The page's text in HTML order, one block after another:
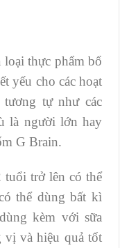
thực phẩm bổ
yếu cho các hoạt
tự như các
là người lớn hay
G Brain.
trở lên có thể
thể dùng bất kì
kèm với sữa
vị và hiệu quả tốt